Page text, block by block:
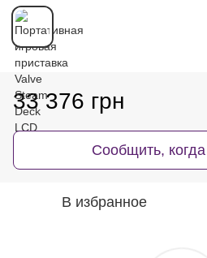
33 376 грн
Сообщить,
В избранное